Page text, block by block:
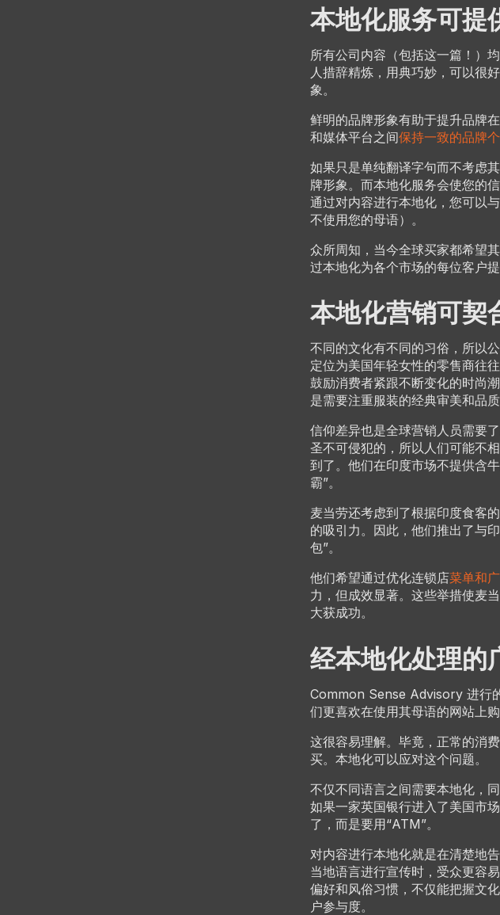
本地化服务可提
所有公司内容（包括这一篇！）
人措辞精炼，用典巧妙，可以很
象。
鲜明的品牌形象有助于提升品牌
和媒体平台之间保持一致的品牌
如果只是单纯翻译字句而不考虑
牌形象。而本地化服务会使您的
通过对内容进行本地化，您可以
不使用您的母语）。
众所周知，当今全球买家都希望
过本地化为各个市场的每位客户
本地化营销可契
不同的文化有不同的习俗，所以
定位为美国年轻女性的零售商往
鼓励消费者紧跟不断变化的时尚
是需要注重服装的经典审美和品
信仰差异也是全球营销人员需要
圣不可侵犯的，所以人们可能不
到了。他们在印度市场不提供含
霸”。
麦当劳还考虑到了根据印度食客
的吸引力。因此，他们推出了与
包”。
他们希望通过优化连锁店菜单和
力，但成效显著。这些举措使麦
大获成功。
经本地化处理的
Common Sense Advisory 进行
们更喜欢在使用其母语的网站上
这很容易理解。毕竟，正常的消
买。本地化可以应对这个问题。
不仅不同语言之间需要本地化，
如果一家英国银行进入了美国市
了，而是要用“ATM”。
对内容进行本地化就是在清楚地
当地语言进行宣传时，受众更容
偏好和风俗习惯，不仅能把握文
户参与度。